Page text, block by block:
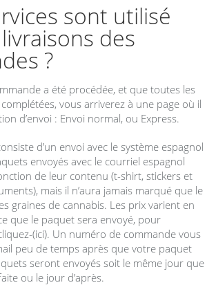
sont utilisé
des
?
a été procédée, et que toutes les
vous arriverez à une page où il
d’envoi : Envoi normal, ou Express.
d’un envoi avec le système espagnol
envoyés avec le courriel espagnol
de leur contenu (t-shirt, stickers et
mais il n’aura jamais marqué que le
graines de cannabis. Les prix varient en
que le paquet sera envoyé, pour
(ici). Un numéro de commande vous
peu de temps après que votre paquet
seront envoyés soit le même jour que
ou le jour d’après.